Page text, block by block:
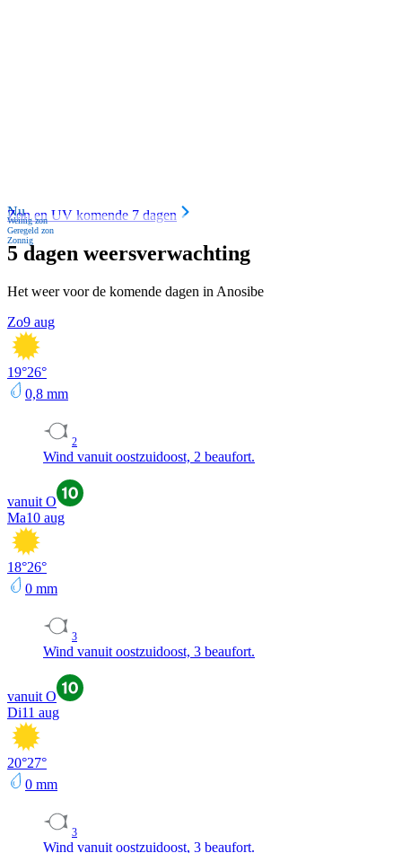
Nu
Weinig zon
Geregeld zon
Zonnig
Zon en UV komende 7 dagen
5 dagen weersverwachting
Het weer voor de komende dagen in Anosibe
Zo9 aug
19°26°
0,8 mm
2
Wind vanuit oostzuidoost, 2 beaufort.
vanuit O
Ma10 aug
18°26°
0 mm
3
Wind vanuit oostzuidoost, 3 beaufort.
vanuit O
Di11 aug
20°27°
0 mm
3
Wind vanuit oostzuidoost, 3 beaufort.